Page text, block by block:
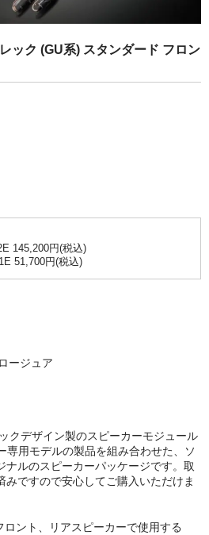
ック (GU系) スタンダード フロン
145,200円(税込)
51,700円(税込)
ージュア
クデザイン製のスピーカーモジュール
専用モデルの製品を組み合わせた、ソ
ナルのスピーカーパッケージです。取
みですので安心してご購入いただけま
ント、リアスピーカーで使用する